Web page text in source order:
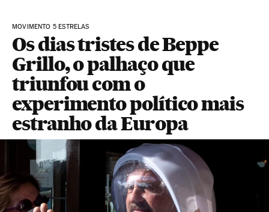
MOVIMENTO 5 ESTRELAS
Os dias tristes de Beppe
Grillo, o palhaço que
triunfou com o
experimento político mais
estranho da Europa